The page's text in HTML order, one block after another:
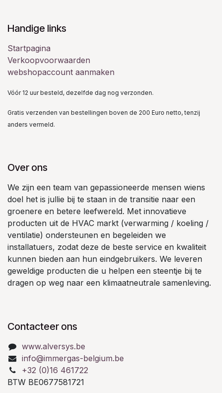
Handige links
Startpagina
Verkoopvoorwaarden
webshopaccount aanmaken
Vóór 12 uur besteld, dezelfde dag nog verzonden.
Gratis verzenden van bestellingen boven de 200 Euro netto, tenzij
anders vermeld.
Over ons
We zijn een team van gepassioneerde mensen wiens
doel het is jullie bij te staan in de transitie naar een
groenere en betere leefwereld. Met innovatieve
producten uit de HVAC markt (verwarming / koeling /
ventilatie) ondersteunen en begeleiden we
installatuers, zodat deze de beste service en kwaliteit
kunnen bieden aan hun eindgebruikers. We leveren
geweldige producten die u helpen een steentje bij te
dragen op weg naar een klimaatneutrale samenleving.
Contacteer ons
www.alversys.be
info@immergas-belgium.be
+32 (0)16 461722
BTW BE0677581721